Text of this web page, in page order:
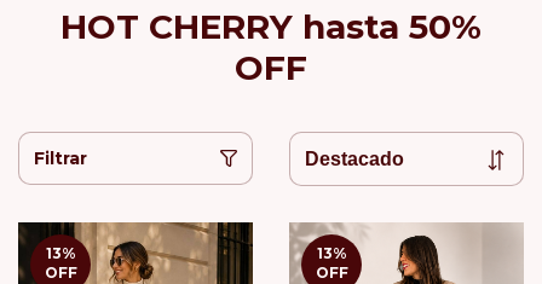
HOT CHERRY hasta 50%
OFF
Filtrar
13%
OFF
13%
OFF